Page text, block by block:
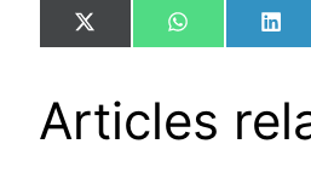
Share
on
X
(Twitter)
Share
on
WhatsApp
on
Articles